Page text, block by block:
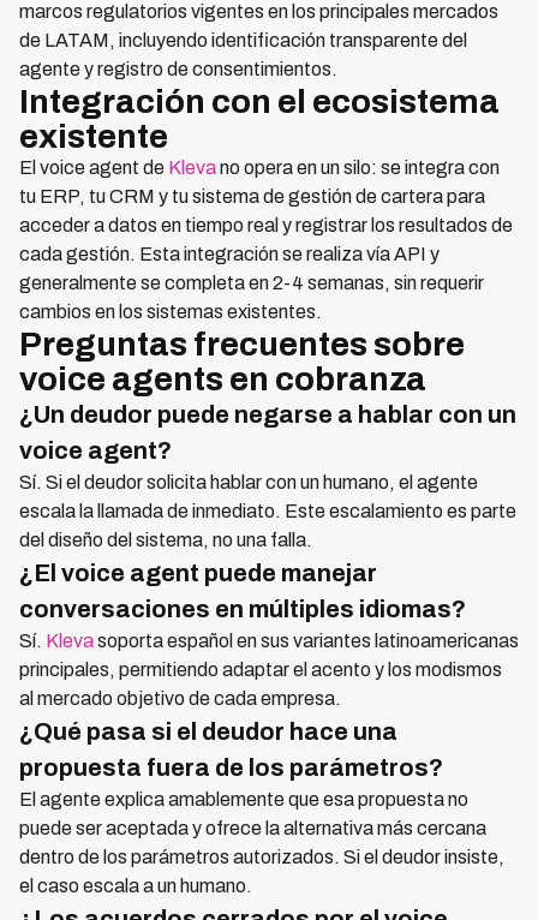
marcos regulatorios vigentes en los principales mercados
de LATAM, incluyendo identificación transparente del
agente y registro de consentimientos.
Integración con el ecosistema
existente
El voice agent de Klevano opera en un silo: se integra con
tu ERP, tu CRM y tu sistema de gestión de cartera para
acceder a datos en tiempo real y registrar los resultados de
cada gestión. Esta integración se realiza vía API y
generalmente se completa en 2-4 semanas, sin requerir
cambios en los sistemas existentes.
Preguntas frecuentes sobre
voice agents en cobranza
¿Un deudor puede negarse a hablar con un
voice agent?
Sí. Si el deudor solicita hablar con un humano, el agente
escala la llamada de inmediato. Este escalamiento es parte
del diseño del sistema, no una falla.
¿El voice agent puede manejar
conversaciones en múltiples idiomas?
Sí. Klevasoporta español en sus variantes latinoamericanas
principales, permitiendo adaptar el acento y los modismos
al mercado objetivo de cada empresa.
¿Qué pasa si el deudor hace una
propuesta fuera de los parámetros?
El agente explica amablemente que esa propuesta no
puede ser aceptada y ofrece la alternativa más cercana
dentro de los parámetros autorizados. Si el deudor insiste,
el caso escala a un humano.